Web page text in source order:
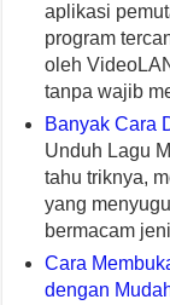
aplikasi
program
oleh
tanpa wajib
Banyak Cara
Unduh Lagu
tahu triknya,
yang
bermacam
Cara
dengan